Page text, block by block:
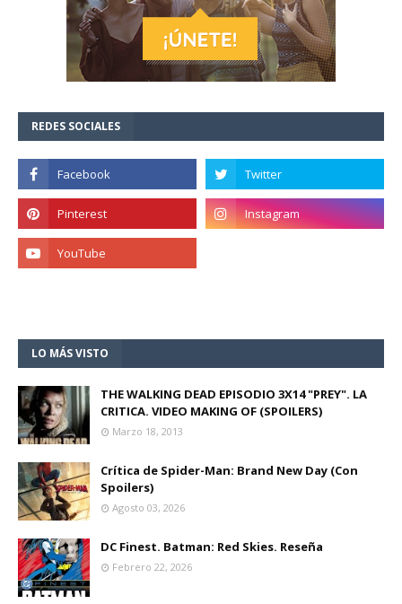
REDES SOCIALES
LO MÁS VISTO
THE WALKING DEAD EPISODIO 3X14 "PREY". LA
CRITICA. VIDEO MAKING OF (SPOILERS)
Marzo 18, 2013
Crítica de Spider-Man: Brand New Day (Con
Spoilers)
Agosto 03, 2026
DC Finest. Batman: Red Skies. Reseña
Febrero 22, 2026